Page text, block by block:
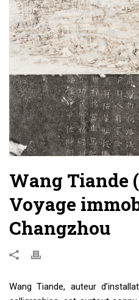
Wang Tiande
Voyage
Changzhou
Wang Tiande, auteur